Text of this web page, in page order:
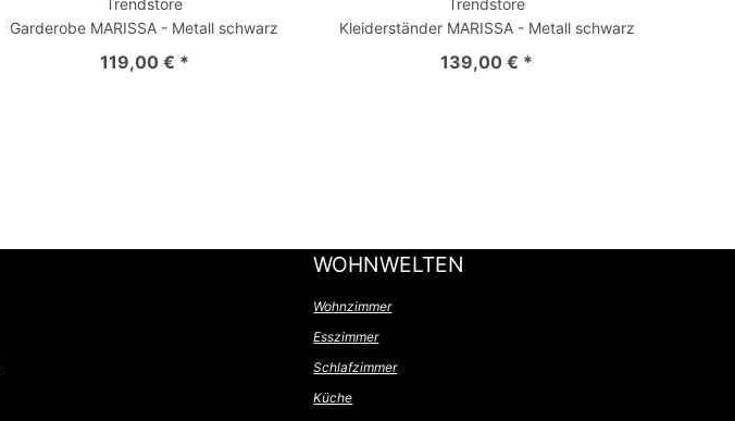
Trendstore
Garderobe MARISSA - Metall schwarz
119,00 € *
Trendstore
Kleiderständer MARISSA - Metall schwarz
139,00 € *
WOHNWELTEN
Wohnzimmer
Esszimmer
Schlafzimmer
Küche